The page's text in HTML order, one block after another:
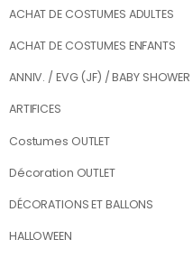
ACHAT DE COSTUMES ADULTES
ACHAT DE COSTUMES ENFANTS
ANNIV. / EVG (JF) / BABY SHOWER
ARTIFICES
Costumes OUTLET
Décoration OUTLET
DÉCORATIONS ET BALLONS
HALLOWEEN